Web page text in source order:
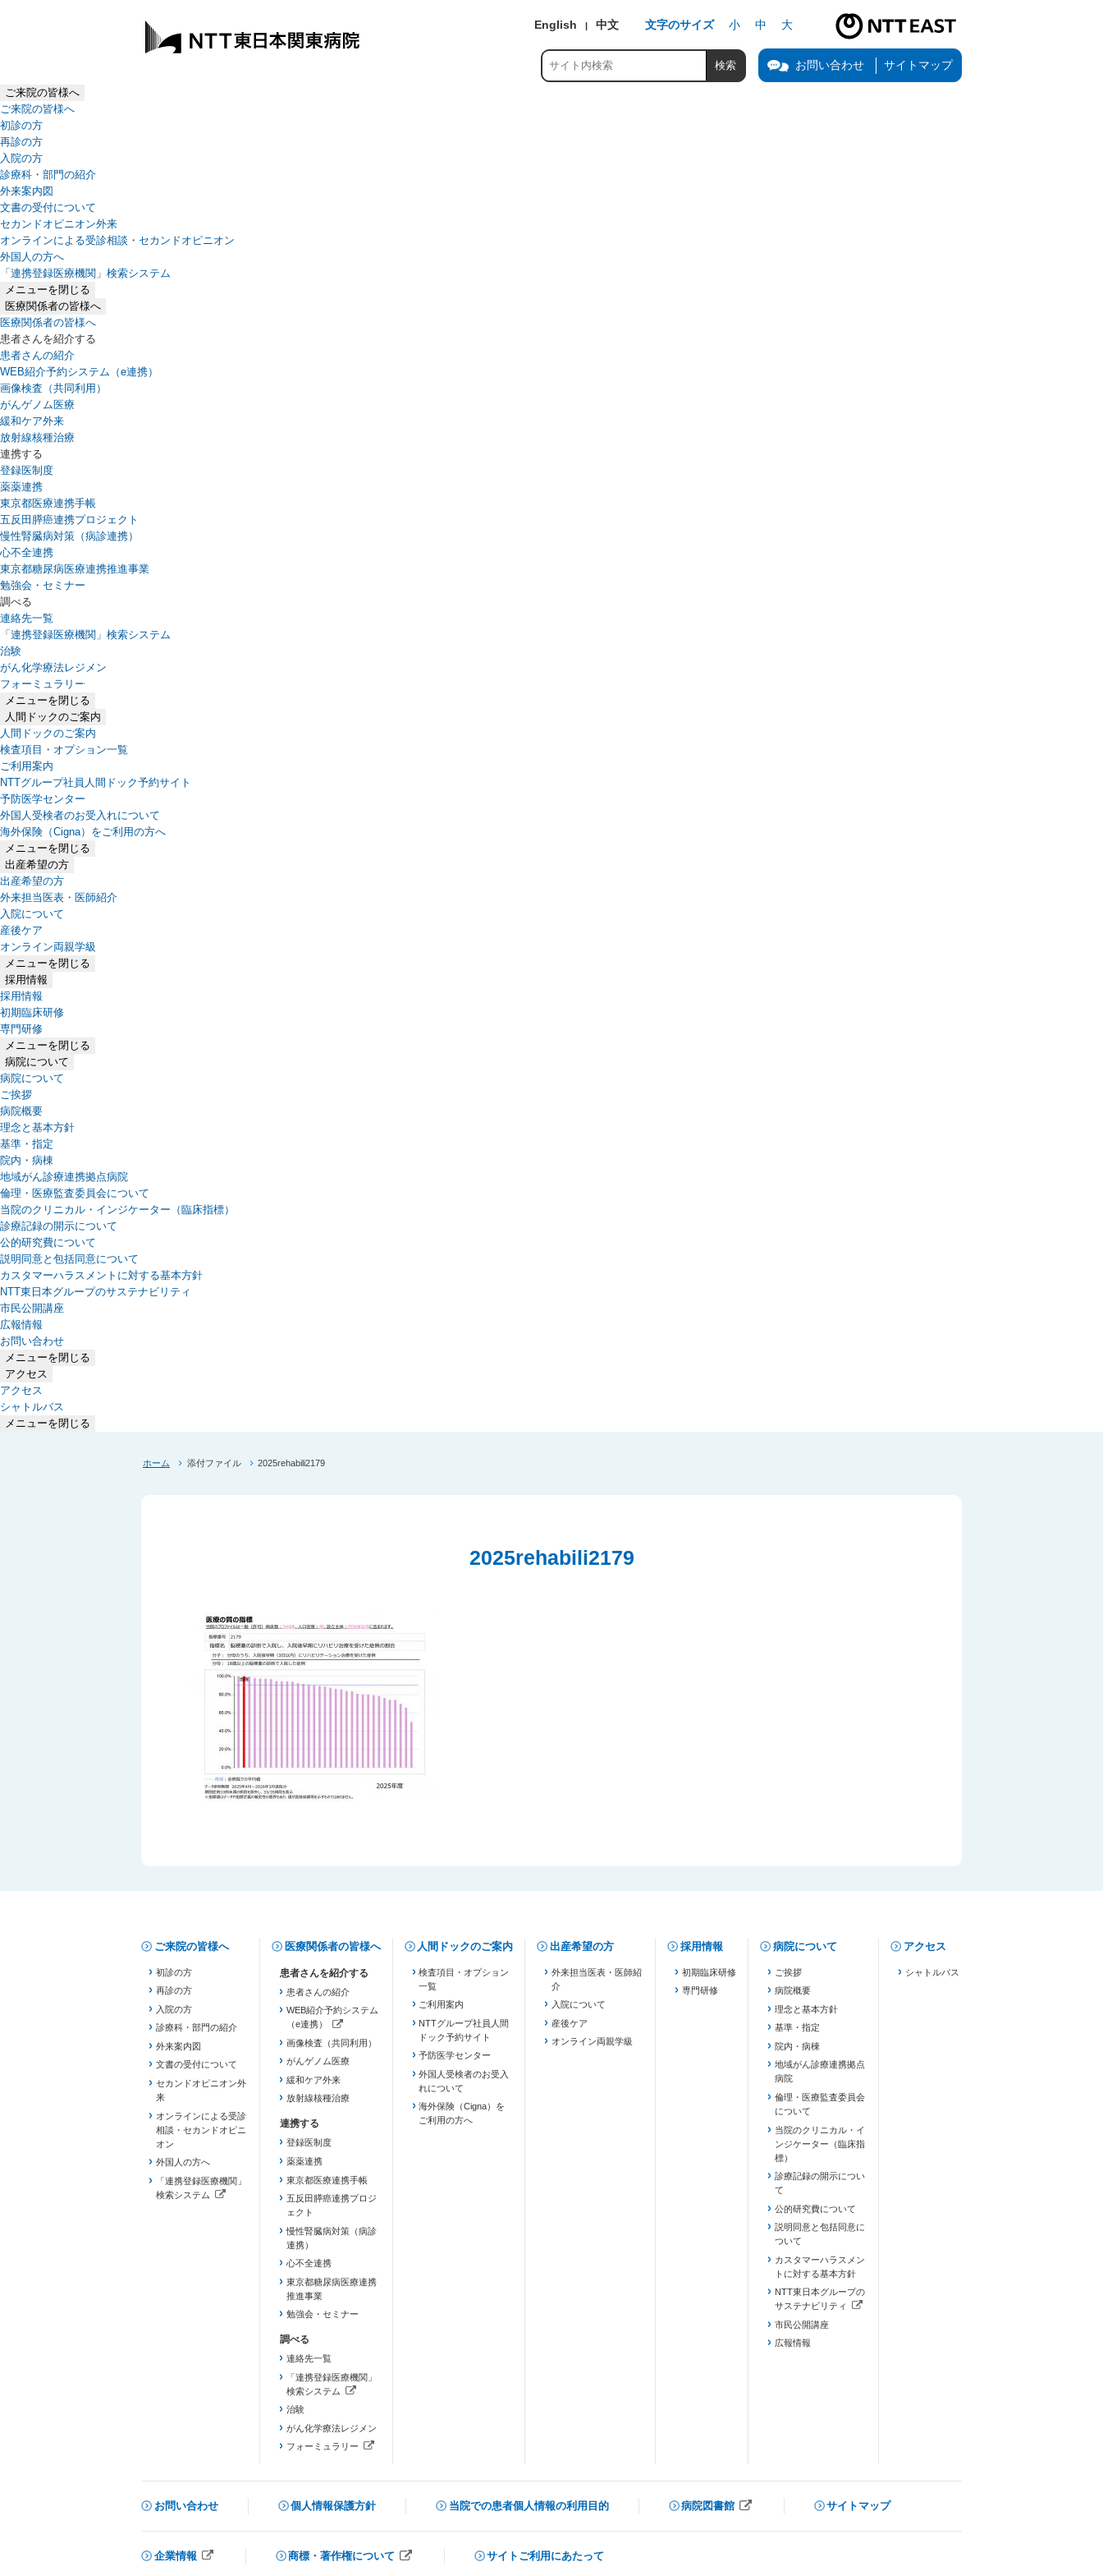
English 中文 文字のサイズ 小 中 大
NTT東日本公式サイト（新しいタブで開きます）
お問い合わせ サイトマップ
ご来院の皆様へ
ご来院の皆様へ
初診の方
再診の方
入院の方
診療科・部門の紹介
外来案内図
文書の受付について
セカンドオピニオン外来
オンラインによる受診相談・セカンドオピニオン
外国人の方へ
「連携登録医療機関」検索システム
（新しいタブで開きます）
メニューを閉じる
医療関係者の皆様へ
医療関係者の皆様へ
患者さんを紹介する
患者さんの紹介
WEB紹介予約システム（e連携）
（新しいタブで開きます）
画像検査（共同利用）
がんゲノム医療
緩和ケア外来
放射線核種治療
連携する
登録医制度
薬薬連携
東京都医療連携手帳
五反田膵癌連携プロジェクト
慢性腎臓病対策（病診連携）
心不全連携
東京都糖尿病医療連携推進事業
勉強会・セミナー
調べる
連絡先一覧
「連携登録医療機関」検索システム
（新しいタブで開きます）
治験
がん化学療法レジメン
フォーミュラリー
（PDFファイル、新しいタブで開きます）
メニューを閉じる
人間ドックのご案内
人間ドックのご案内
検査項目・オプション一覧
ご利用案内
NTTグループ社員人間ドック予約サイト
予防医学センター
外国人受検者のお受入れについて
海外保険（Cigna）をご利用の方へ
メニューを閉じる
出産希望の方
出産希望の方
外来担当医表・医師紹介
入院について
産後ケア
オンライン両親学級
メニューを閉じる
採用情報
採用情報
初期臨床研修
専門研修
メニューを閉じる
病院について
病院について
ご挨拶
病院概要
理念と基本方針
基準・指定
院内・病棟
地域がん診療連携拠点病院
倫理・医療監査委員会について
当院のクリニカル・インジケーター（臨床指標）
診療記録の開示について
公的研究費について
説明同意と包括同意について
カスタマーハラスメントに対する基本方針
NTT東日本グループのサステナビリティ
（新しいタブで開きます）
市民公開講座
広報情報
お問い合わせ
メニューを閉じる
アクセス
アクセス
シャトルバス
メニューを閉じる
ホーム 添付ファイル 2025rehabili2179
2025rehabili2179
ご来院の皆様へ
初診の方
再診の方
入院の方
診療科・部門の紹介
外来案内図
文書の受付について
セカンドオピニオン外
来
オンラインによる受診
相談・セカンドオピニ
オン
外国人の方へ
「連携登録医療機関」
検索システム
医療関係者の皆様へ
患者さんの紹介
WEB紹介予約システム
（e連携）
（新しいタブで開きます）
画像検査（共同利用）
がんゲノム医療
緩和ケア外来
放射線核種治療
登録医制度
薬薬連携
東京都医療連携手帳
五反田膵癌連携プロジ
ェクト
慢性腎臓病対策（病診
連携）
心不全連携
東京都糖尿病医療連携
推進事業
勉強会・セミナー
連絡先一覧
「連携登録医療機関」
検索システム
（新しいタブで開きます）
治験
がん化学療法レジメン
フォーミュラリー
人間ドックのご案内
検査項目・オプション
一覧
ご利用案内
NTTグループ社員人間
ドック予約サイト
予防医学センター
外国人受検者のお受入
れについて
海外保険（Cigna）を
ご利用の方へ
出産希望の方
外来担当医表・医師紹
介
入院について
産後ケア
オンライン両親学級
採用情報
初期臨床研修
専門研修
病院について
ご挨拶
病院概要
理念と基本方針
基準・指定
院内・病棟
地域がん診療連携拠点
病院
倫理・医療監査委員会
について
当院のクリニカル・イ
ンジケーター（臨床指
標）
診療記録の開示につい
て
公的研究費について
説明同意と包括同意に
ついて
カスタマーハラスメン
トに対する基本方針
NTT東日本グループの
サステナビリティ
（新しいタブで開きます）
市民公開講座
広報情報
アクセス
シャトルバス
お問い合わせ 個人情報保護方針 当院での患者個人情報の利用目的
病院図書館
サイトマップ
企業情報
商標・著作権について
サイトご利用にあたって